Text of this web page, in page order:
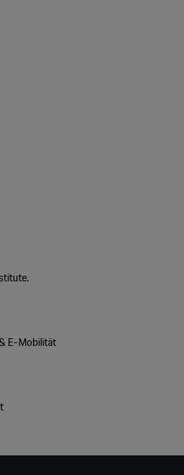
E-Mobilität